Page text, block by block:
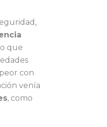
que
con
venía
, como